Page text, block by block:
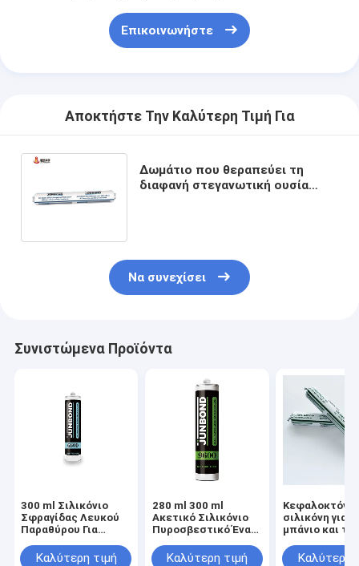
Επικοινωνήστε
Αποκτήστε Την Καλύτερη Τιμή Για
Δωμάτιο που θεραπεύει τη
διαφανή στεγανωτική ουσία
Να συνεχίσει
Συνιστώμενα Προϊόντα
300 ml Σιλικόνιο
Σφραγίδας Λευκού
Παραθύρου Για
μπάνιου
Καλύτερη τιμή
280 ml 300 ml
Ακετικό Σιλικόνιο
Πυροσβεστικό Ένα
Αδιάβροχο
Καλύτερη τιμή
Κεφαλοκτόνο
σιλικόνη για
μπάνιο και
σφραγισμό
Καλύτερη